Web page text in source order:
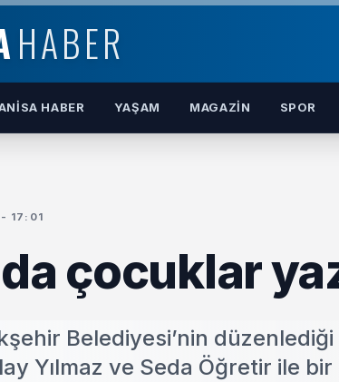
HABER
HABER YAŞAM MAGAZIN SPOR
17:01
çocuklar
Belediyesi’nin
Yılmaz ve Seda Öğretir ile